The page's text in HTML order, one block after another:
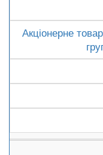
Акціонерне